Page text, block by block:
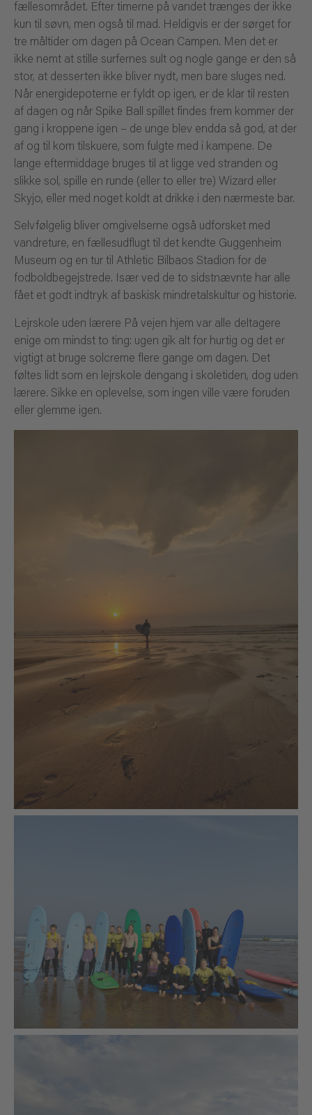
fællesområdet. Efter timerne på vandet trænges der ikke
kun til søvn, men også til mad. Heldigvis er der sørget for
tre måltider om dagen på Ocean Campen. Men det er
ikke nemt at stille surfernes sult og nogle gange er den så
stor, at desserten ikke bliver nydt, men bare sluges ned.
Når energidepoterne er fyldt op igen, er de klar til resten
af dagen og når Spike Ball spillet findes frem kommer der
gang i kroppene igen – de unge blev endda så god, at der
af og til kom tilskuere, som fulgte med i kampene. De
lange eftermiddage bruges til at ligge ved stranden og
slikke sol, spille en runde (eller to eller tre) Wizard eller
Skyjo, eller med noget koldt at drikke i den nærmeste bar.
Selvfølgelig bliver omgivelserne også udforsket med
vandreture, en fællesudflugt til det kendte Guggenheim
Museum og en tur til Athletic Bilbaos Stadion for de
fodboldbegejstrede. Især ved de to sidstnævnte har alle
fået et godt indtryk af baskisk mindretalskultur og historie.
Lejrskole uden lærere På vejen hjem var alle deltagere
enige om mindst to ting: ugen gik alt for hurtig og det er
vigtigt at bruge solcreme flere gange om dagen. Det
føltes lidt som en lejrskole dengang i skoletiden, dog uden
lærere. Sikke en oplevelse, som ingen ville være foruden
eller glemme igen.